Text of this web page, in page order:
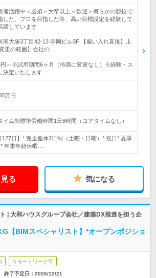
者活躍中＜必須＞大卒以上＜歓迎＞何らかの競技で
した、プロを目指した等、高い目標設定を経験して
躍しています
南大塚3丁目42-13 寺岡ビル3F 【雇い入れ直後】上
更の範囲】会社の…
円～※試用期間6ヶ月（待遇に変更なし）※経験・ス
決定いたします
万円
イム制標準労働時間1日8時間（コアタイムなし）
127日】* 完全週休2日制（土曜・日曜）* 祝日* 夏季
年末年始休暇…
る 気になる
| 大和ハウスグループ会社／建築DX推進を担う企
G【BIMスペシャリスト】*オープンポジショ
リモートワーク可
終了予定日： 2026/12/21